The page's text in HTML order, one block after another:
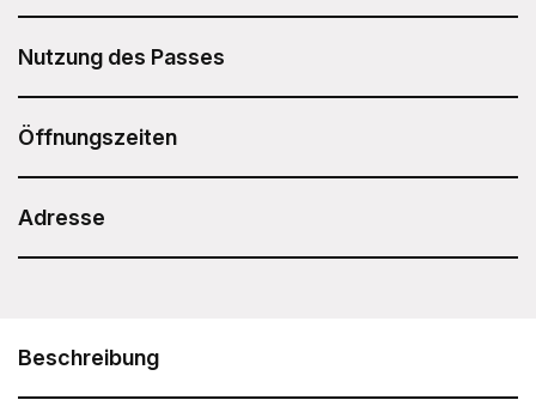
Sesame Attraction Pass enthalten.
Nutzung des Passes
haben, gehen Sie in Ihr Konto, um Ihr Ticket zu buchen.
Öffnungszeiten
Sie die Verfügbarkeit bei Ihrer Buchung.
Adresse
Avenue, New York, NY 10036
Telefon: 212-563-3200
Beschreibung